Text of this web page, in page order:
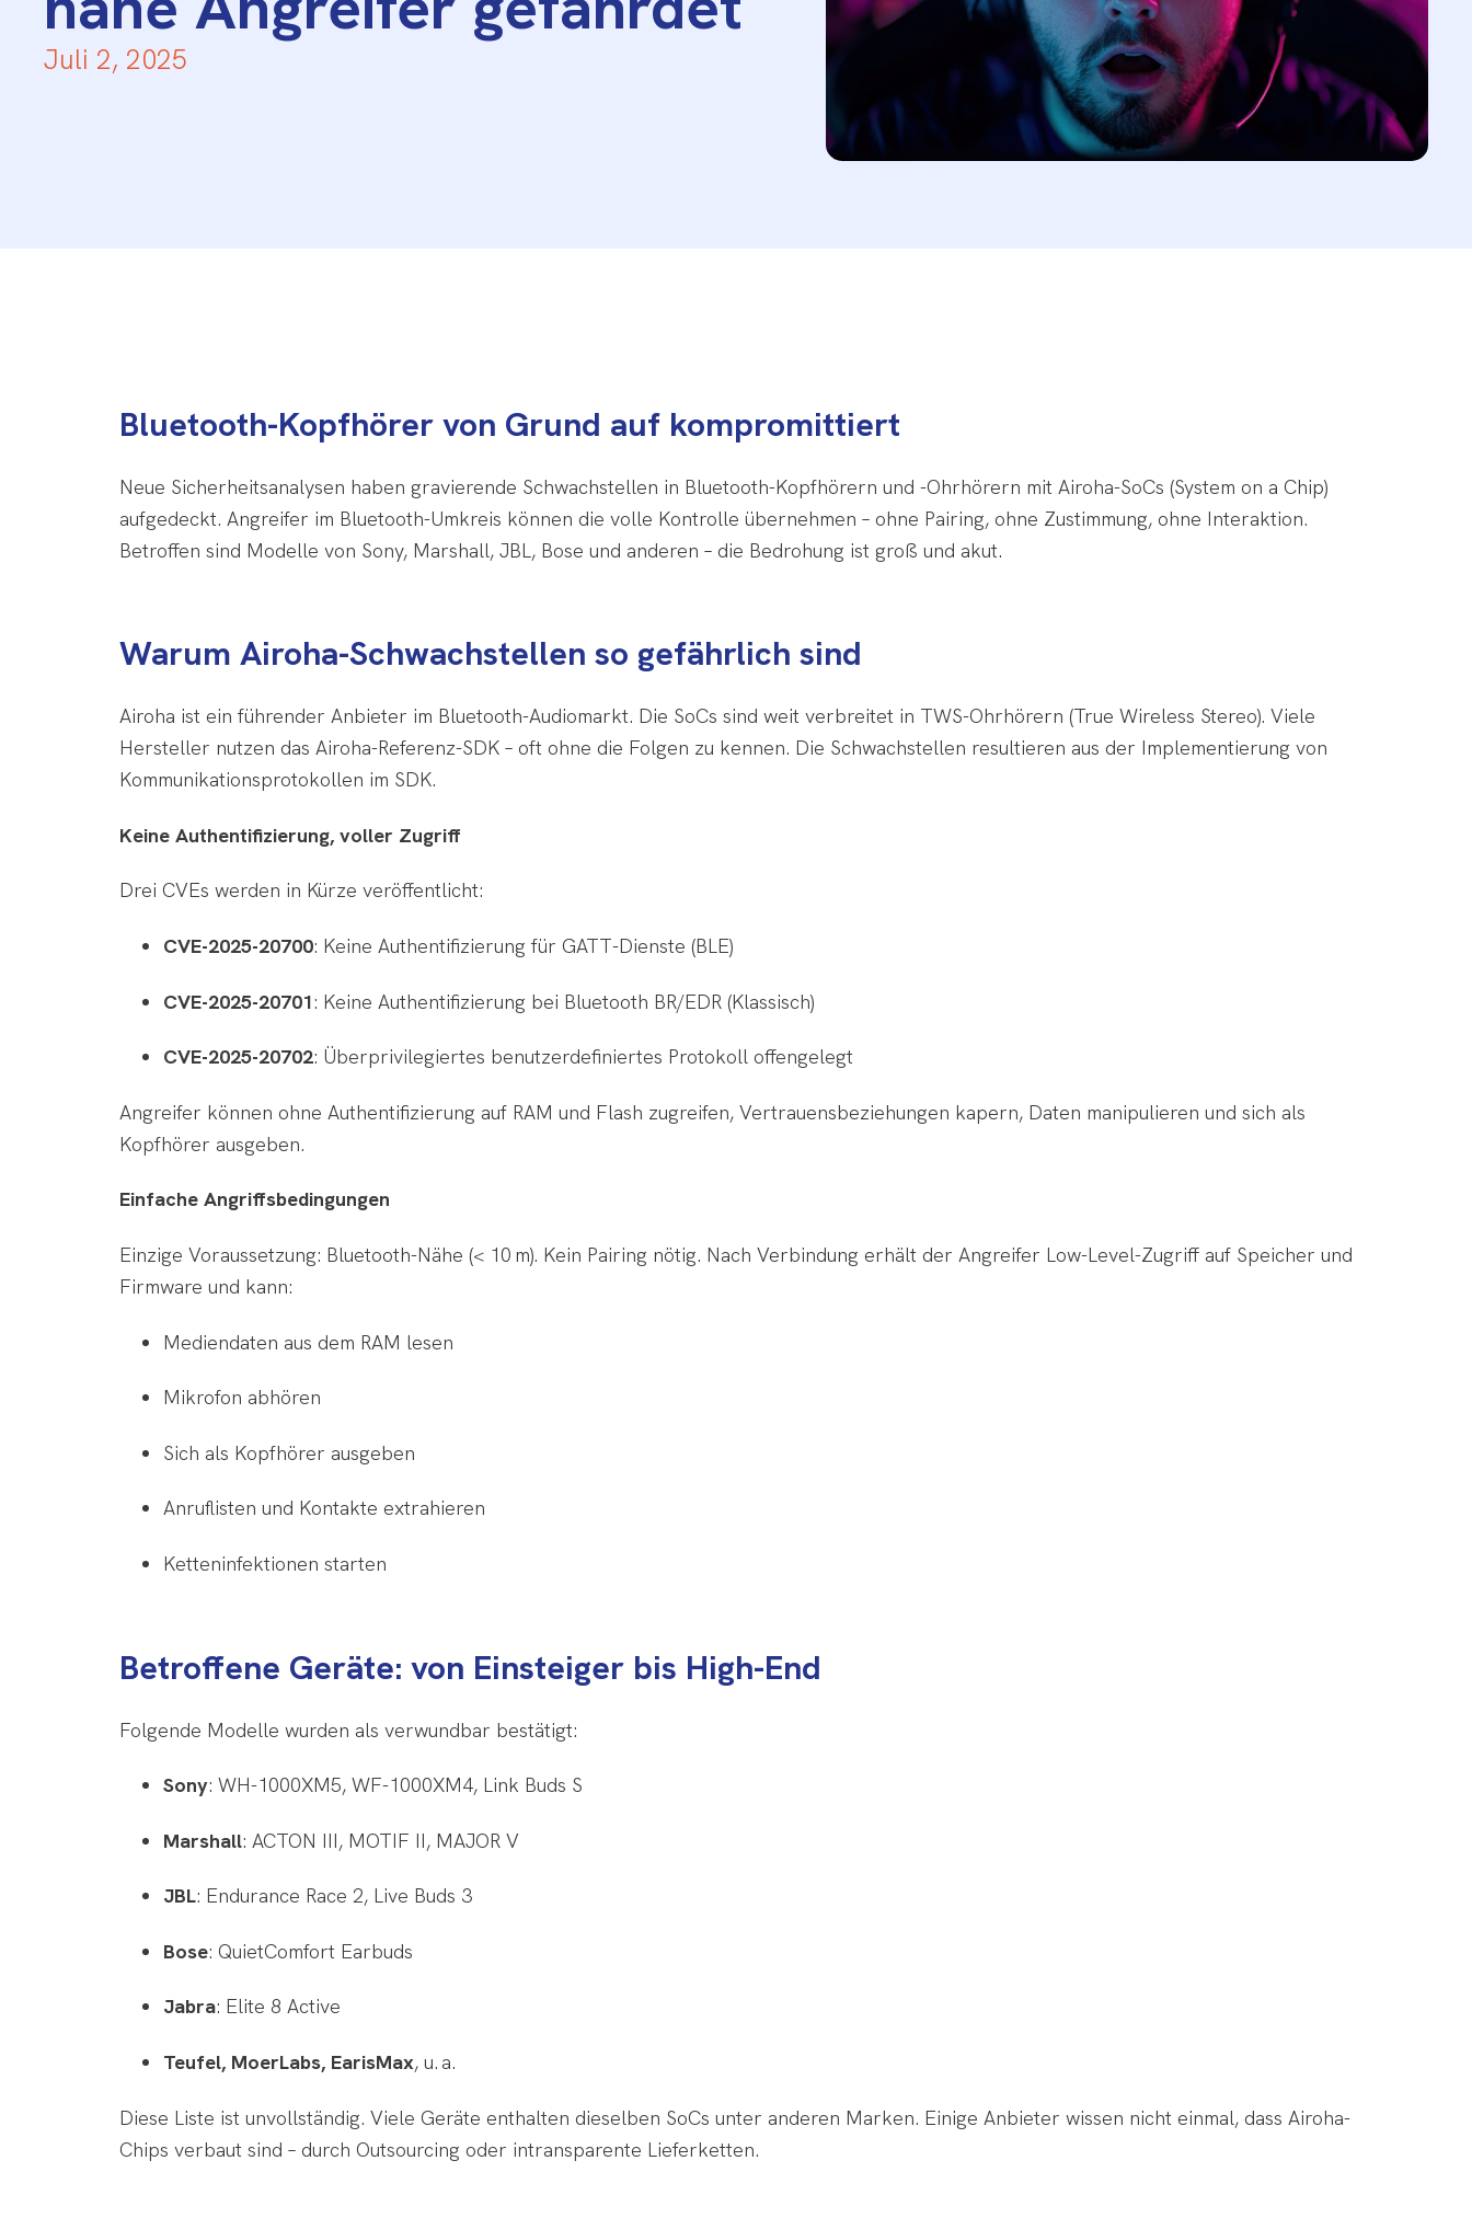
Juli 2, 2025
Bluetooth-Kopfhörer von Grund auf kompromittiert
Neue Sicherheitsanalysen haben gravierende Schwachstellen in Bluetooth-Kopfhörern und -Ohrhörern mit Airoha-SoCs (System on a Chip)
aufgedeckt. Angreifer im Bluetooth-Umkreis können die volle Kontrolle übernehmen – ohne Pairing, ohne Zustimmung, ohne Interaktion.
Betroffen sind Modelle von Sony, Marshall, JBL, Bose und anderen – die Bedrohung ist groß und akut.
Warum Airoha-Schwachstellen so gefährlich sind
Airoha ist ein führender Anbieter im Bluetooth-Audiomarkt. Die SoCs sind weit verbreitet in TWS-Ohrhörern (True Wireless Stereo). Viele
Hersteller nutzen das Airoha-Referenz-SDK – oft ohne die Folgen zu kennen. Die Schwachstellen resultieren aus der Implementierung von
Kommunikationsprotokollen im SDK.
Keine Authentifizierung, voller Zugriff
Drei CVEs werden in Kürze veröffentlicht:
CVE-2025-20700: Keine Authentifizierung für GATT-Dienste (BLE)
CVE-2025-20701: Keine Authentifizierung bei Bluetooth BR/EDR (Klassisch)
CVE-2025-20702: Überprivilegiertes benutzerdefiniertes Protokoll offengelegt
Angreifer können ohne Authentifizierung auf RAM und Flash zugreifen, Vertrauensbeziehungen kapern, Daten manipulieren und sich als
Kopfhörer ausgeben.
Einfache Angriffsbedingungen
Einzige Voraussetzung: Bluetooth-Nähe (< 10 m). Kein Pairing nötig. Nach Verbindung erhält der Angreifer Low-Level-Zugriff auf Speicher und
Firmware und kann:
Mediendaten aus dem RAM lesen
Mikrofon abhören
Sich als Kopfhörer ausgeben
Anruflisten und Kontakte extrahieren
Ketteninfektionen starten
Betroffene Geräte: von Einsteiger bis High-End
Folgende Modelle wurden als verwundbar bestätigt:
Sony: WH-1000XM5, WF-1000XM4, Link Buds S
Marshall: ACTON III, MOTIF II, MAJOR V
JBL: Endurance Race 2, Live Buds 3
Bose: QuietComfort Earbuds
Jabra: Elite 8 Active
Teufel, MoerLabs, EarisMax, u. a.
Diese Liste ist unvollständig. Viele Geräte enthalten dieselben SoCs unter anderen Marken. Einige Anbieter wissen nicht einmal, dass Airoha-
Chips verbaut sind – durch Outsourcing oder intransparente Lieferketten.